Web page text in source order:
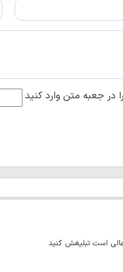
در جعبه متن وارد کنید
است تبلیغش کنید